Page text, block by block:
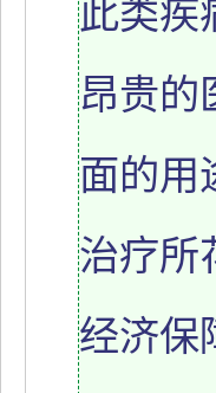
此类疾
昂贵的
面的用
治疗所
经济保